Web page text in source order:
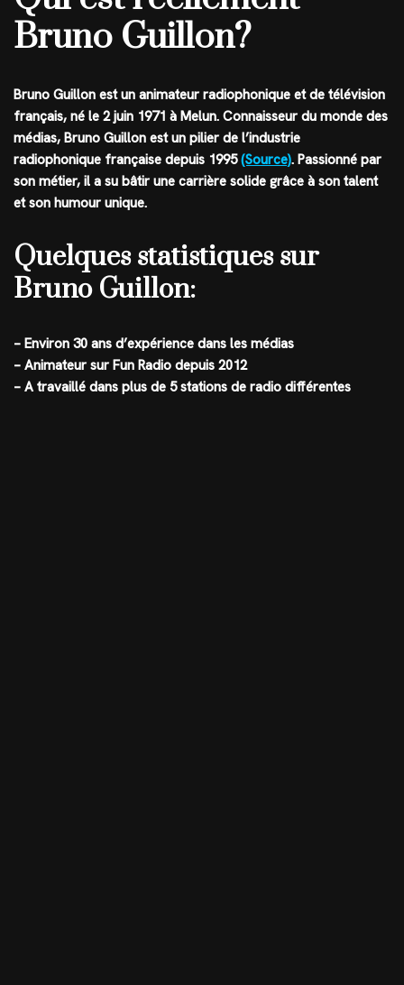
Bruno Guillon?
Bruno Guillon est un animateur radiophonique et de télévision
français, né le 2 juin 1971 à Melun. Connaisseur du monde des
médias, Bruno Guillon est un pilier de l’industrie
radiophonique française depuis 1995(Source). Passionné par
son métier, il a su bâtir une carrière solide grâce à son talent
et son humour unique.
Quelques statistiques sur
Bruno Guillon:
– Environ 30 ans d’expérience dans les médias
– Animateur sur Fun Radio depuis 2012
– A travaillé dans plus de 5 stations de radio différentes